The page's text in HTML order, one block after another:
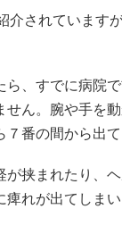
介されています
ら、すでに病院
ん。腕や手を
番の間から出て
が挟まれたり、
れが出てしまい